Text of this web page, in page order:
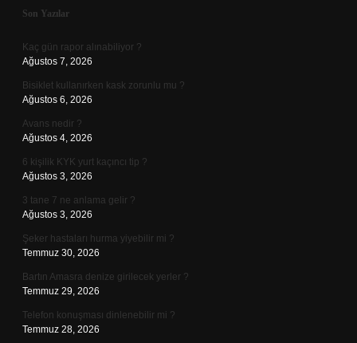
Sidebar
Son Yazılar
Kaç gün rapor alınabiliyor ?
Ağustos 7, 2026
Bisiklet kullanırken kask zorunlu mu ?
Ağustos 6, 2026
Avans nedir ?
Ağustos 4, 2026
6 kişilik KYK yurt kaçıncı tip ?
Ağustos 3, 2026
3 tane 7 ne anlama gelir ?
Ağustos 3, 2026
Şeker hastaları hurma yiyebilir mi ?
Temmuz 30, 2026
Bartın Amasra denize girilecek yerler ?
Temmuz 29, 2026
Telefon konuşması dinlenebilir mi ?
Temmuz 28, 2026